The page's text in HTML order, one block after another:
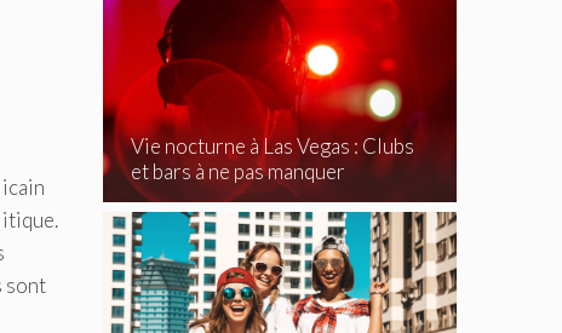
sont
Vie nocturne à Las Vegas : Clubs
et bars à ne pas manquer